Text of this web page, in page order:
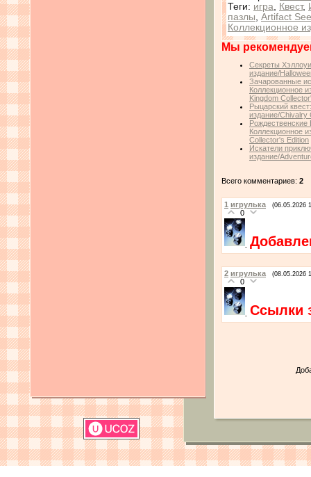
Теги: игра Квест,
пазлы Artifact
Коллекционное
Мы
Секреты
издание/
Зачарованные
Коллекционное
Kingdom
Рыцарский
издание/Chivalry
Коллекционное
Collector's Edition
Искатели
издание/
Всего комментариев: 2
1 игрулька (06.05.2026
0
2 игрулька (08.05.2026
0
Ссылки